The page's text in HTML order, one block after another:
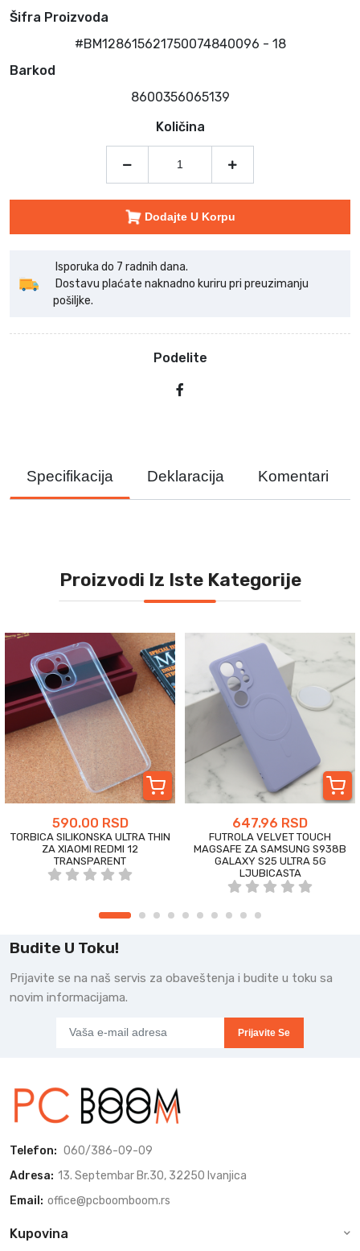
Šifra Proizvoda
#BM128615621750074840096 - 18
Barkod
8600356065139
Količina
Dodajte U Korpu
Isporuka do 7 radnih dana.
Dostavu plaćate naknadno kuriru pri preuzimanju
pošiljke.
Podelite
Specifikacija Deklaracija Komentari
Proizvodi Iz Iste Kategorije
590.00 RSD
TORBICA SILIKONSKA ULTRA THIN
ZA XIAOMI REDMI 12
TRANSPARENT
647.96 RSD
FUTROLA VELVET TOUCH
MAGSAFE ZA SAMSUNG S938B
GALAXY S25 ULTRA 5G
LJUBICASTA
Budite U Toku!
Prijavite se na naš servis za obaveštenja i budite u toku sa
novim informacijama.
Prijavite Se
Telefon: 060/386-09-09
Adresa: 13. Septembar Br.30, 32250 Ivanjica
Email: office@pcboomboom.rs
Kupovina